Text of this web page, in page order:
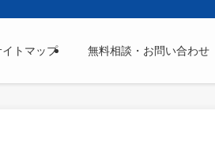
イトマップ 無料相談・お問い合わせ